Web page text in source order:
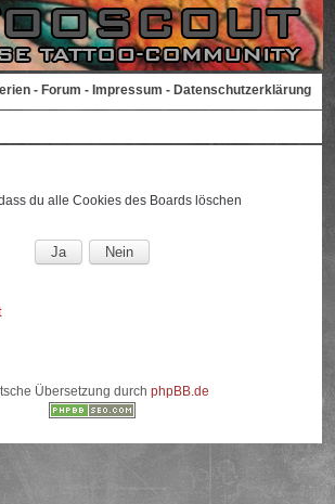
- Forum - Impressum - Datenschutzerklärung
du alle Cookies des Boards löschen
Übersetzung durch phpBB.de